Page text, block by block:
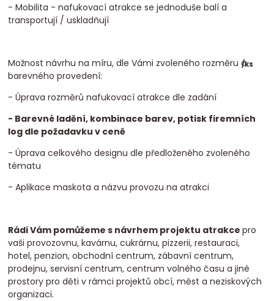
/ks
- Mobilita - nafukovací atrakce se jednoduše balí a
transportují / uskladňují
Možnost návrhu na míru, dle Vámi zvoleného rozměru a
barevného provedení:
- Úprava rozměrů nafukovací atrakce dle zadání
- Barevné ladění, kombinace barev, potisk firemních
log dle požadavku v ceně
- Úprava celkového designu dle předloženého zvoleného
tématu
- Aplikace maskota a názvu provozu na atrakci
Rádi Vám pomůžeme s návrhem projektu atrakcepro
vaši provozovnu, kavárnu, cukrárnu, pizzerii, restauraci,
hotel, penzion, obchodní centrum, zábavní centrum,
prodejnu, servisní centrum, centrum volného času a jiné
prostory pro děti v rámci projektů obcí, měst a neziskových
organizaci.